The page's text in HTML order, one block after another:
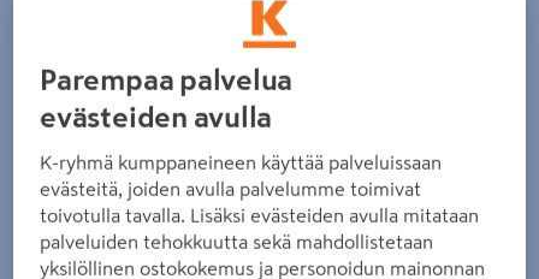
Parempaa palvelua
evästeiden avulla
K-ryhmä kumppaneineen käyttää palveluissaan
evästeitä, joiden avulla palvelumme toimivat
toivotulla tavalla. Lisäksi evästeiden avulla mitataan
palveluiden tehokkuutta sekä mahdollistetaan
yksilöllinen ostokokemus ja personoidun mainonnan